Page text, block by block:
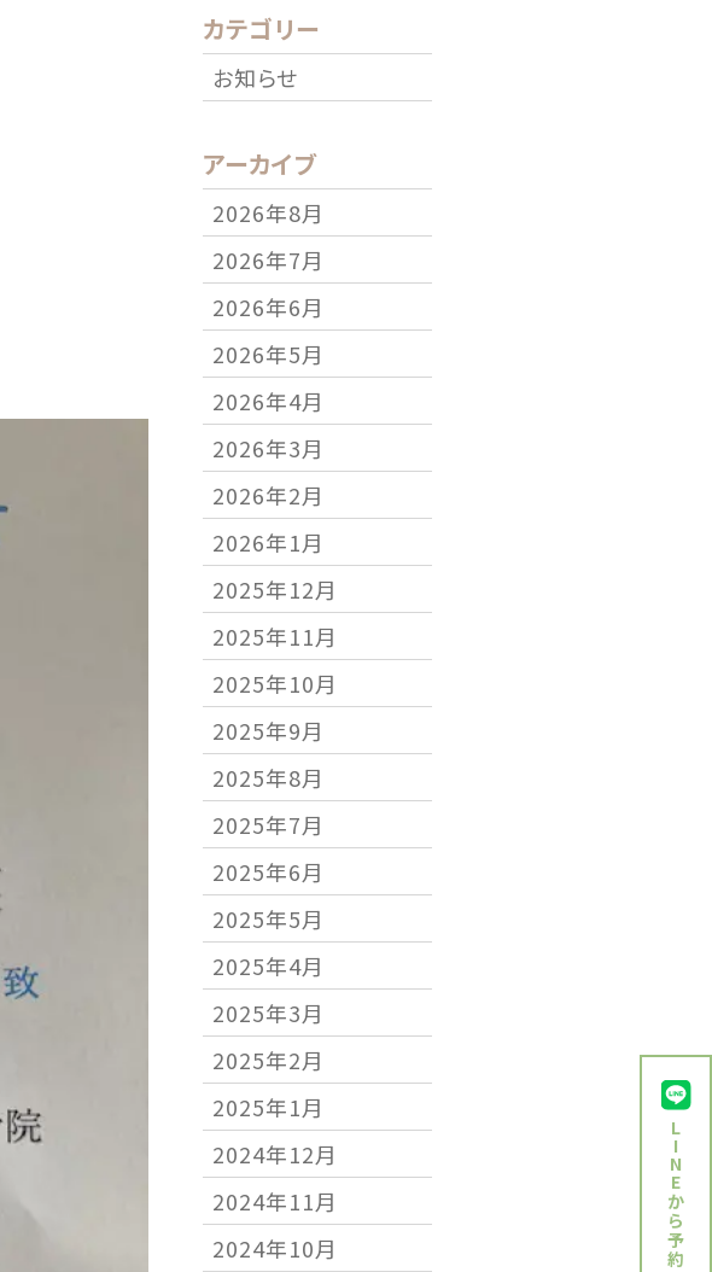
L
I
N
E
か
ら
予
約
カテゴリー
お知らせ
アーカイブ
2026年8月
2026年7月
2026年6月
2026年5月
2026年4月
2026年3月
2026年2月
2026年1月
2025年12月
2025年11月
2025年10月
2025年9月
2025年8月
2025年7月
2025年6月
2025年5月
2025年4月
2025年3月
2025年2月
2025年1月
2024年12月
2024年11月
2024年10月